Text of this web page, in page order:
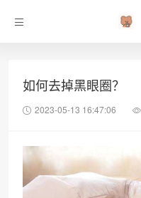
如何去掉黑眼圈？
2023-05-13 16:47:06